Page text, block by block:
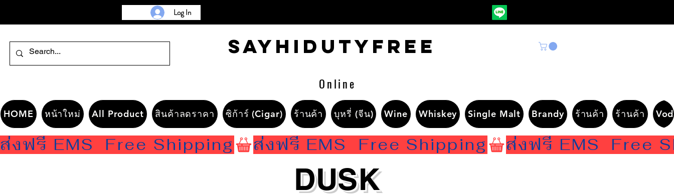
Log In
Sayhidutyfree
Online
HOME หน้าใหม่ All Product สินค้าลดราคา ซิก้าร์ (Cigar) ร้านค้า บุหรี่ (จีน) Wine Whiskey Single Malt Brandy ร้านค้า ร้านค้า
ส่งฟรี EMS  Free Shipping
DUSK